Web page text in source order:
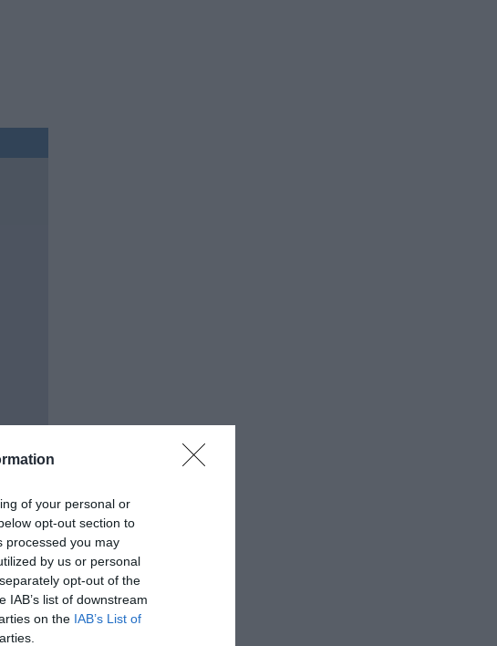
of your personal or
opt-out section to
processed you may
by us or personal
opt-out of the
list of downstream
on the IAB’s List of